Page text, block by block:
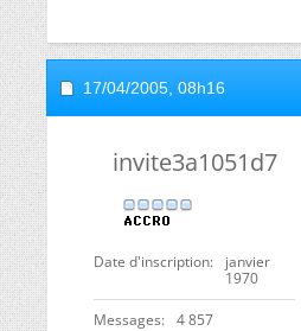
17/04/2005, 08h16
invite3a1051d7
Date d'inscription
janvier
1970
Messages 4 857